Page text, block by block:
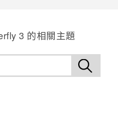
3 的相關主題